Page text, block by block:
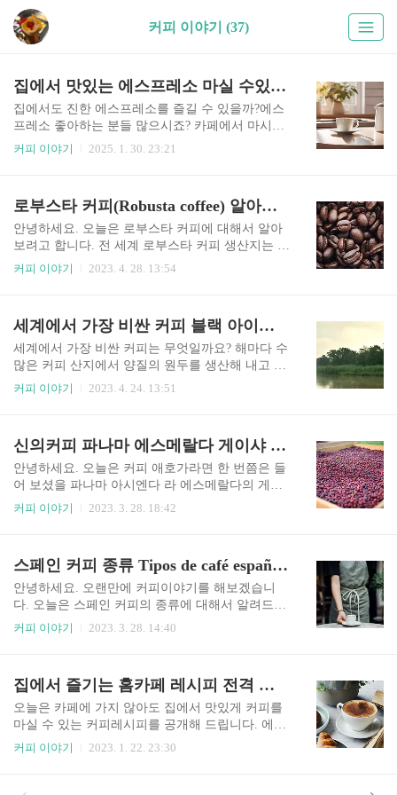
커피 이야기 (37)
집에서 맛있는 에스프레소 마실 수있는 방법
집에서도 진한 에스프레소를 즐길 수 있을까?에스
프레소 좋아하는 분들 많으시죠? 카페에서 마시는
진한 에스프레소를 집에서도 만들 수 있다면 참 좋
들 수 있는 도구 5가지와 사용법을 알려드릴께요.
그리고 장단점까지 소개해 드릴게요.마지막에는
에스프레소를 활용한 맛있는 커피 음료 레시피도
알려드릴 테니 끝까지 읽어보세요! 1. 에스프레소
머신 카페와 똑같은 에스프레소를 마실 수있는 도
신도 있습니다.확실히 가장 맛있는 에스프레소를
맛 볼 수있는 도구예요. 추출 방법원두를 에스프레
소용..
커피 이야기 2025. 1. 30. 23:21
로부스타 커피(Robusta coffee) 알아보기
안녕하세요. 오늘은 로부스타 커피에 대해서 알아
보려고 합니다. 전 세계 로부스타 커피 생산지는 어
디가 있을까요? 일반적으로 로부스타 커피를 생각
역과 나라에서 생산되고 있습니다. 아프리카 - 에
티오피아, 케냐, 우간다 등에서 생산 아시아 지역 -
인도, 베트남, 인도네시아 등에서 생산 북미지역 -
미국, 멕시코 남미 - 브라질, 콜롬비아 유럽 - 이탈
리아와 프랑스 이탈리아, 프랑스, 미국등에서도 커
생산지역은 아프리카와 아시아 지역입니다. 그중
아시아의 베트남이 세계..
커피 이야기 2023. 4. 28. 13:54
세계에서 가장 비싼 커피 블랙 아이보리 커피
세계에서 가장 비싼 커피는 무엇일까요? 해마다 수
많은 커피 산지에서 양질의 원두를 생산해 내고 있
기 때문에 언제라도 1위의 자리가 바뀔 수가 있지
대해서 알려드리겠습니다. What is the most expensi
ve coffee in the world? The number one spot may cha
nge at any time because many coffee producing high-q
uality coffee beans every year, but it is currently one o
f the most expensive coffees. If you'r..
커피 이야기 2023. 4. 24. 13:51
신의커피 파나마 에스메랄다 게이샤 커피
안녕하세요. 오늘은 커피 애호가라면 한 번쯤은 들
어 보셨을 파나마 아시엔다 라 에스메랄다의 게이
샤커피에 대해서 소개해 보겠습니다. 이전에도 파
처음 맛보고 이렇게 평가했다고 합니다. "커피 잔
에서 신을 보았다" 그의 평가로 인하여 게이샤 커
피는 신의 커피라는 별칭을 갖게 됩니다. 게이샤커
피를 맛본 품평가들의 평가만 들어도 어떤 커피일
지 너무가 기대가 되는데요. 품평가 들은 "향이 풍
등 다양한 묘사로 게이샤커피를 찬양했습니다. 게
이샤(Geisha)는 커피 품종 중에 한 종류..
커피 이야기 2023. 3. 28. 18:42
스페인 커피 종류 Tipos de café españoles
안녕하세요. 오랜만에 커피이야기를 해보겠습니
다. 오늘은 스페인 커피의 종류에 대해서 알려드리
겠습니다. 요즘 스페인 여행을 떠나시는 분들이 꽤
알려드리겠습니다. 목차 이탈리아 못지 않게 커피
에 짐심인 스페인의 가장 대중적인 커피는 어떤것
이 있을까요? 지금부터 소개해 드릴게요. 1. 카페솔
로 Cafe Solo 카페 솔로는 쉽게 에스프레소라고 생
각하시면 돼요. 다만, 에스프레소보다는 조금 묽은
력을 가해서 소량의 커피를 추출하는 것인데요. 카
커피 이야기 2023. 3. 28. 14:40
집에서 즐기는 홈카페 레시피 전격 공개
오늘은 카페에 가지 않아도 집에서 맛있게 커피를
마실 수 있는 커피레시피를 공개해 드립니다. 에스
프레소가 있어야 하지만 혹시나 가정용 에스프레
랄 레시피를 공개해 드립니다. 추로스 카푸치노 추
커피 이야기 2023. 1. 22. 23:30